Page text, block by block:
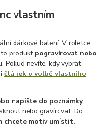
vlastním
dárkové balení. V roletce
produkt pogravírovat nebo
Pokud nevíte, kdy vybrat
článek o volbě vlastního
napište do poznámky
nebo gravírovat. Do
chcete motiv umístit.